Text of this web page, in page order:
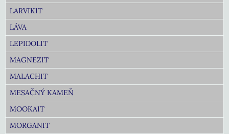
LARVIKIT
LÁVA
LEPIDOLIT
MAGNEZIT
MALACHIT
MESAČNÝ KAMEŇ
MOOKAIT
MORGANIT